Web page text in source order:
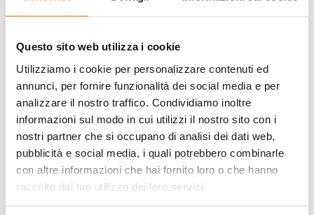
Questo sito web utilizza i cookie
Utilizziamo i cookie per personalizzare contenuti ed
annunci, per fornire funzionalità dei social media e per
analizzare il nostro traffico. Condividiamo inoltre
informazioni sul modo in cui utilizzi il nostro sito con i
nostri partner che si occupano di analisi dei dati web,
pubblicità e social media, i quali potrebbero combinarle
con altre informazioni che hai fornito loro o che hanno
raccolto dal tuo utilizzo dei loro servizi.
standardizzati, composti da un numero limitato
Nel 1923, vengono mostrati iprototipi per la
Bauhaussiedlung, intervento residenziale alla
periferia di Weimar, come i primi lavori della
scuola in materia di urbanistica e di edilizia
sovvenzionata.
Accanto ai modelli di studio delle case costruite
a nido d’ape chiamate “Wabenbau”, si affiancano
quelli di case unifamiliari, realizzati dallo stesso